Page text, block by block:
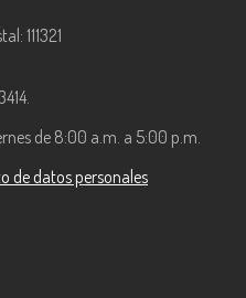
111321
de 8:00 a.m. a 5:00 p.m.
de datos personales